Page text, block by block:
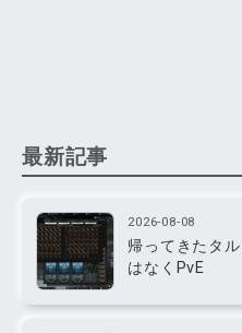
最新記事
2026-08-08
帰ってきたタ
はなくPvE